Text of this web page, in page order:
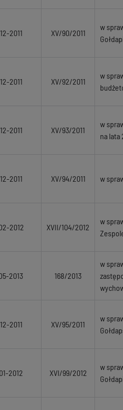
2011 XV/90/2011
w
2011 XV/92/2011
w
2011 XV/93/2011
w
na lata
2011 XV/94/2011 w
2012 XVII/104/2012
w
2013 168/2013
w
2011 XV/95/2011
w
2012 XVI/99/2012
w